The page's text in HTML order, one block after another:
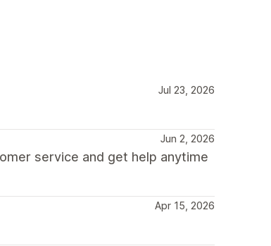
Jul 23, 2026
Jun 2, 2026
service and get help anytime
Apr 15, 2026